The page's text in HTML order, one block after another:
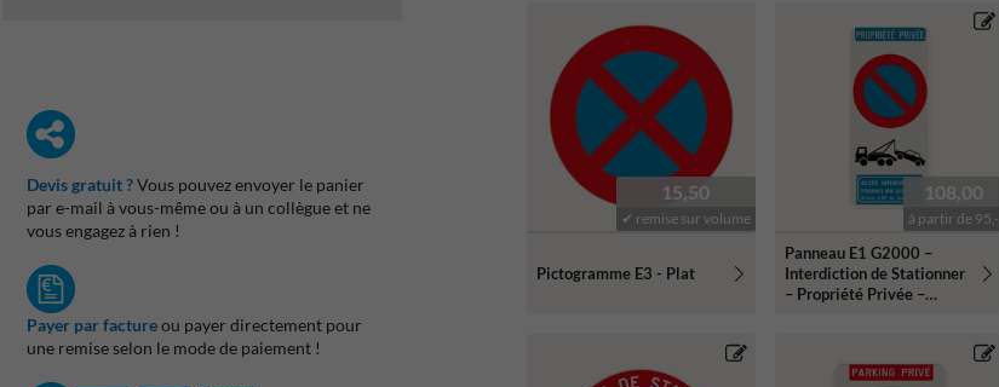
Devis gratuit ?Vous pouvez envoyer le panier
par e-mail à vous-même ou à un collègue et ne
vous engagez à rien !
Payer par factureou payer directement pour
une remise selon le mode de paiement !
15,50
✔ remise sur volume
Pictogramme E3 - Plat
108,00
à partir de 95,-
Panneau E1 G2000 –
Interdiction de Stationner
– Propriété Privée –